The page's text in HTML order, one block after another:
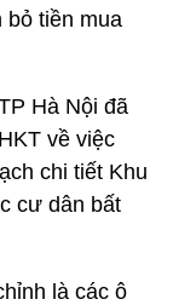
bỏ tiền mua
Hà Nội đã
về việc
chi tiết Khu
cư dân bất
là các ô